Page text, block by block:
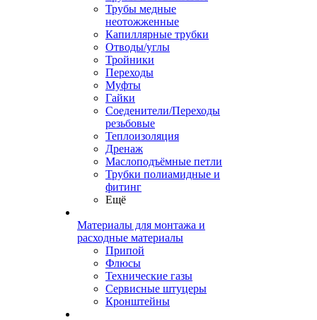
Трубы медные
неотожженные
Капиллярные трубки
Отводы/углы
Тройники
Переходы
Муфты
Гайки
Соеденители/Переходы
резьбовые
Теплоизоляция
Дренаж
Маслоподъёмные петли
Трубки полиамидные и
фитинг
Ещё
Материалы для монтажа и
расходные материалы
Припой
Флюсы
Технические газы
Сервисные штуцеры
Кронштейны